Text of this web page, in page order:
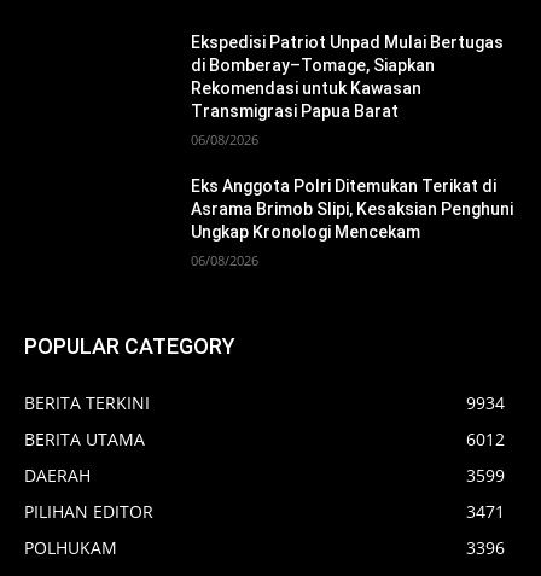
Ekspedisi Patriot Unpad Mulai Bertugas
di Bomberay–Tomage, Siapkan
Rekomendasi untuk Kawasan
Transmigrasi Papua Barat
06/08/2026
Eks Anggota Polri Ditemukan Terikat di
Asrama Brimob Slipi, Kesaksian Penghuni
Ungkap Kronologi Mencekam
06/08/2026
POPULAR CATEGORY
BERITA TERKINI
9934
BERITA UTAMA
6012
DAERAH
3599
PILIHAN EDITOR
3471
POLHUKAM
3396